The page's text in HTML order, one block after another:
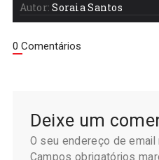
Autor: Soraia Santos
0 Comentários
Deixe um
O seu endereço de email
Campos obrigatórios